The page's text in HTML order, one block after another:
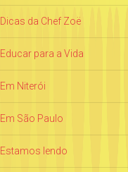
Dicas da Chef Zoë
Educar para a Vida
Em Niterói
Em São Paulo
Estamos lendo